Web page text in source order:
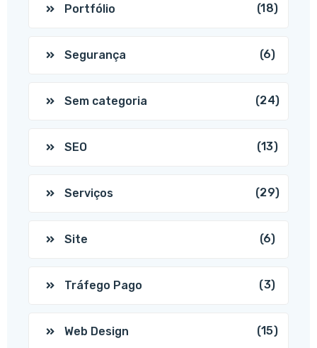
Portfólio (18)
Segurança (6)
Sem categoria (24)
SEO (13)
Serviços (29)
Site (6)
Tráfego Pago (3)
Web Design (15)